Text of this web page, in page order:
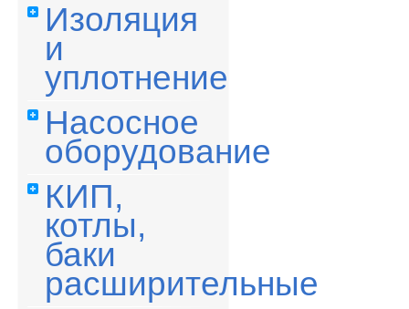
Изоляция
и
уплотнение
Насосное
оборудование
КИП,
котлы,
баки
расширительные